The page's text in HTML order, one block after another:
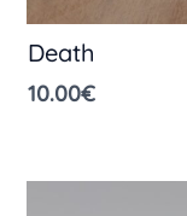
Death
10.00€